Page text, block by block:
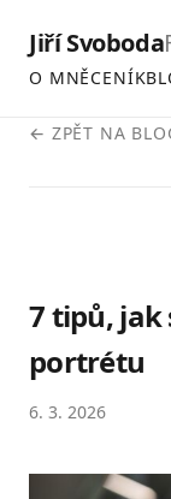
Jiří Svoboda
O MNĚCENÍK
← ZPĚT NA
7 tipů, jak
portrétu
6. 3. 2026